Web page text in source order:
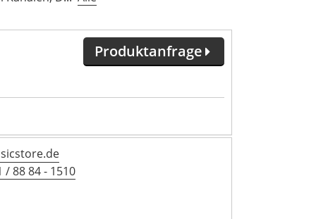
Produktanfrage
/ 88 84 - 1510